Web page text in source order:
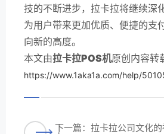
技的不断进步，拉卡拉将继续深
为用户带来更加优质、便捷的支
向新的高度。
本文由拉卡拉POS机原创内容转
https://www.1aka1a.com/help/
下一篇：拉卡拉公司文化